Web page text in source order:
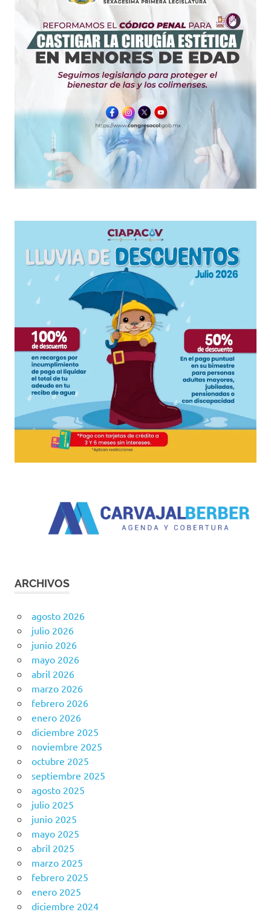
ARCHIVOS
agosto 2026
julio 2026
junio 2026
mayo 2026
abril 2026
marzo 2026
febrero 2026
enero 2026
diciembre 2025
noviembre 2025
octubre 2025
septiembre 2025
agosto 2025
julio 2025
junio 2025
mayo 2025
abril 2025
marzo 2025
febrero 2025
enero 2025
diciembre 2024